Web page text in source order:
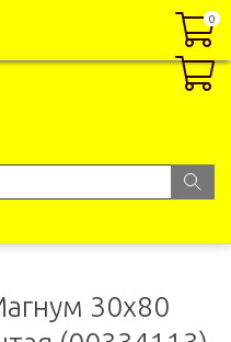
0
0
30x80